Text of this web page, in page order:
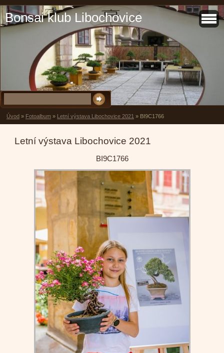
Bonsai klub Libochovice
Úvod » Fotoalbum » Letní výstava Libochovice 2021 » BI9C1766
Letní výstava Libochovice 2021
BI9C1766